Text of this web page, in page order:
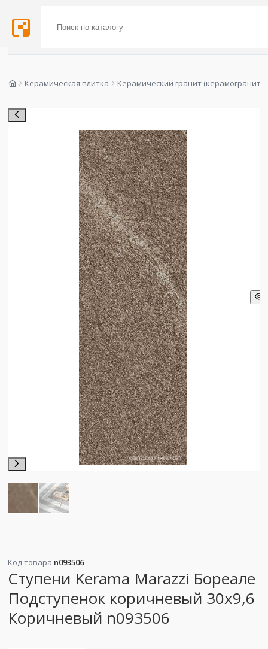
Керамическая плитка Керамический гранит (керамогранит)
Код товара n093506
Ступени Kerama Marazzi Бореале
Подступенок коричневый 30x9,6
Коричневый n093506